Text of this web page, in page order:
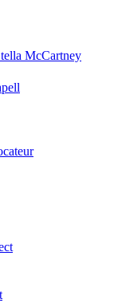
McCartney